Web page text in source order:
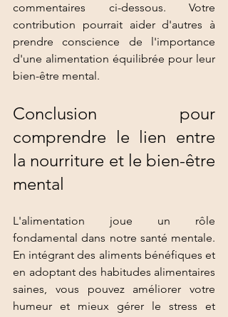
commentaires ci-dessous. Votre
contribution pourrait aider d'autres à
prendre conscience de l'importance
d'une alimentation équilibrée pour leur
bien-être mental.
Conclusion pour
comprendre le lien entre
la nourriture et le bien-être
mental
L'alimentation joue un rôle
fondamental dans notre santé mentale.
En intégrant des aliments bénéfiques et
en adoptant des habitudes alimentaires
saines, vous pouvez améliorer votre
humeur et mieux gérer le stress et